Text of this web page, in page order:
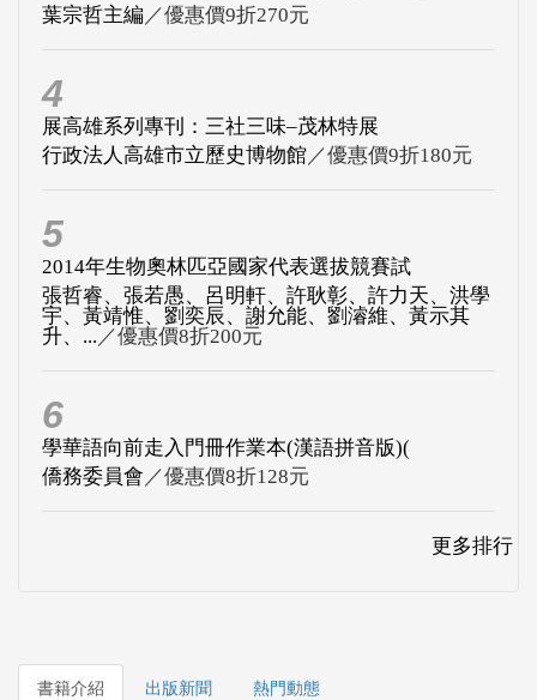
葉宗哲主編 ／優惠價9折270元
4
展高雄系列專刊：三社三味–茂林特展
行政法人高雄市立歷史博物館／優惠價9折180元
5
2014年生物奧林匹亞國家代表選拔競賽試
張哲睿、張若愚、呂明軒、許耿彰、許力天、洪學
宇、黃靖惟、劉奕辰、謝允能、劉濬維、黃示其
升、... ／優惠價8折200元
6
學華語向前走入門冊作業本(漢語拼音版)(
僑務委員會 ／優惠價8折128元
更多排行
書籍介紹 出版新聞 熱門動態